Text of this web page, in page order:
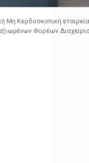
Κερδοσκοπική
Φορέων